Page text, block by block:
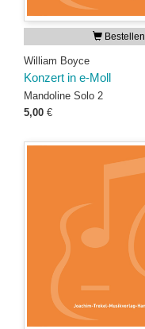
Bestellen
William Boyce
Konzert in e-Moll
Mandoline Solo 2
5,00 €